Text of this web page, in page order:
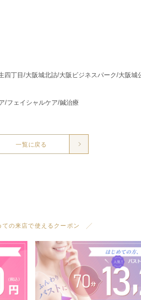
丁目/大阪城北詰/大阪ビジネスパーク/大阪城
/フェイシャルケア/鍼治療
一覧に戻る
の来店で使えるクーポン ╱